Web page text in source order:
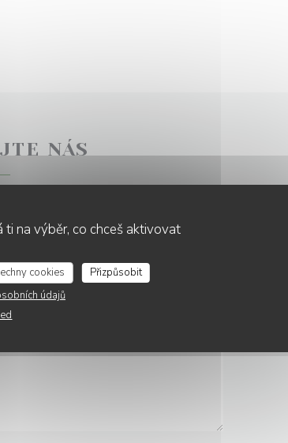
na výběr, co chceš aktivovat
cookies
Přizpůsobit
údajů
NÁS